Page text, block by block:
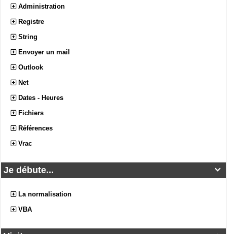
Administration
Registre
String
Envoyer un mail
Outlook
Net
Dates - Heures
Fichiers
Références
Vrac

Je débute...
La normalisation
VBA